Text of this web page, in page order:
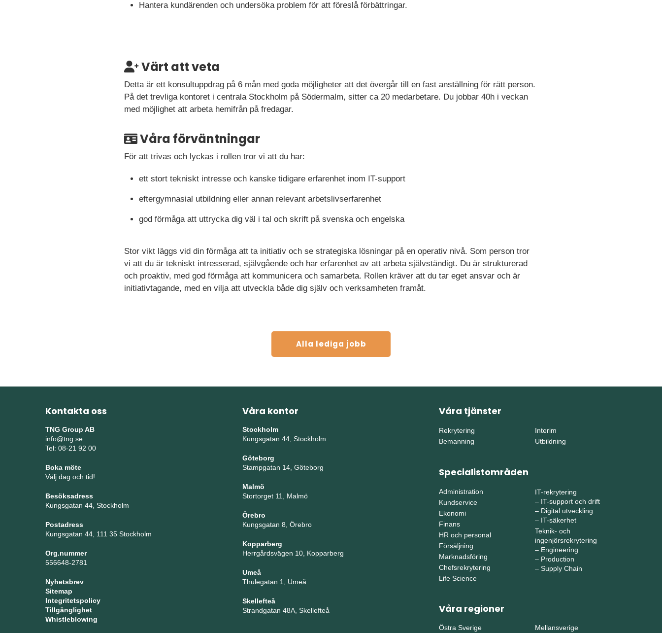
Hantera kundärenden och undersöka problem för att föreslå förbättringar.
Värt att veta
Detta är ett konsultuppdrag på 6 mån med goda möjligheter att det övergår till en fast anställning för rätt person.
På det trevliga kontoret i centrala Stockholm på Södermalm, sitter ca 20 medarbetare. Du jobbar 40h i veckan
med möjlighet att arbeta hemifrån på fredagar.
Våra förväntningar
För att trivas och lyckas i rollen tror vi att du har:
ett stort tekniskt intresse och kanske tidigare erfarenhet inom IT-support
eftergymnasial utbildning eller annan relevant arbetslivserfarenhet
god förmåga att uttrycka dig väl i tal och skrift på svenska och engelska
Stor vikt läggs vid din förmåga att ta initiativ och se strategiska lösningar på en operativ nivå. Som person tror
vi att du är tekniskt intresserad, självgående och har erfarenhet av att arbeta självständigt. Du är strukturerad
och proaktiv, med god förmåga att kommunicera och samarbeta. Rollen kräver att du tar eget ansvar och är
initiativtagande, med en vilja att utveckla både dig själv och verksamheten framåt.
Alla lediga jobb
Kontakta oss
TNG Group AB
info@tng.se
Tel: 08-21 92 00
Boka möte
Välj dag och tid!
Besöksadress
Kungsgatan 44, Stockholm
Postadress
Kungsgatan 44, 111 35 Stockholm
Org.nummer
556648-2781
Nyhetsbrev
Sitemap
Integritetspolicy
Tillgänglighet
Whistleblowing
Våra kontor
Stockholm
Kungsgatan 44, Stockholm
Göteborg
Stampgatan 14, Göteborg
Malmö
Stortorget 11, Malmö
Örebro
Kungsgatan 8, Örebro
Kopparberg
Herrgårdsvägen 10, Kopparberg
Umeå
Thulegatan 1, Umeå
Skellefteå
Strandgatan 48A, Skellefteå
Våra tjänster
Rekrytering
Bemanning
Interim
Utbildning
Specialistområden
Administration
Kundservice
Ekonomi
Finans
HR och personal
Försäljning
Marknadsföring
Chefsrekrytering
Life Science
IT-rekrytering
– IT-support och drift
– Digital utveckling
– IT-säkerhet
Teknik- och
ingenjörsrekrytering
– Engineering
– Production
– Supply Chain
Våra regioner
Östra Sverige Mellansverige